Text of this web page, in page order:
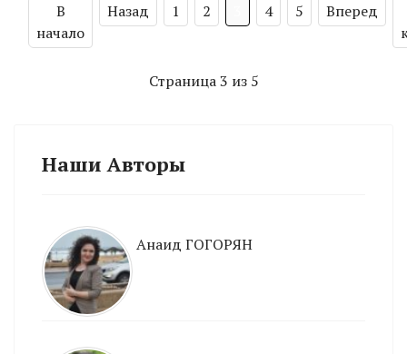
В
начало
Назад 1 2 4 5
Вперед
Страница 3 из 5
Наши Авторы
Анаид ГОГОРЯН